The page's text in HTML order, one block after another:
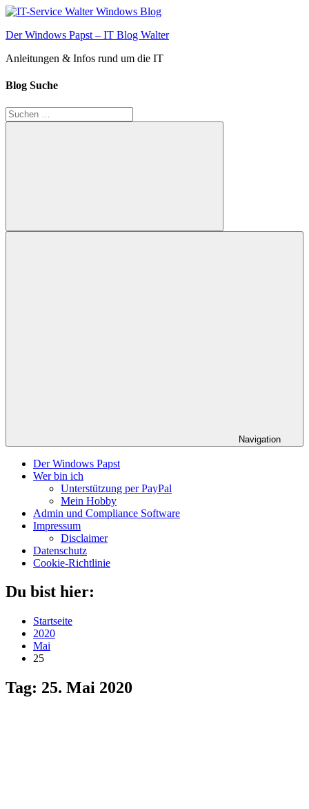
Zum
springen
Der Windows Papst – IT Blog Walter
Anleitungen & Infos rund um die IT
Blog Suche
Suchen
nach:
Suchen
Navigation
Der Windows Papst
Wer bin ich
Unterstützung per PayPal
Mein Hobby
Admin und Compliance Software
Impressum
Disclaimer
Datenschutz
Cookie-Richtlinie
Du bist hier:
Startseite
2020
Mai
25
Tag: 25. Mai 2020